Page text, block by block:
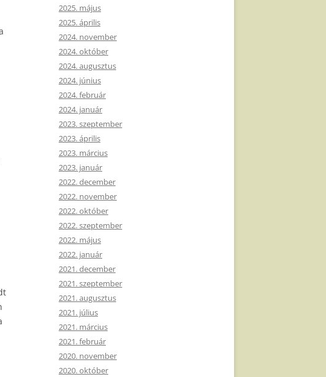
2025. május
2025. április
2024. november
2024. október
2024. augusztus
2024. június
2024. február
2024. január
2023. szeptember
2023. április
2023. március
2023. január
2022. december
2022. november
2022. október
2022. szeptember
2022. május
2022. január
2021. december
2021. szeptember
2021. augusztus
2021. július
2021. március
2021. február
2020. november
2020. október